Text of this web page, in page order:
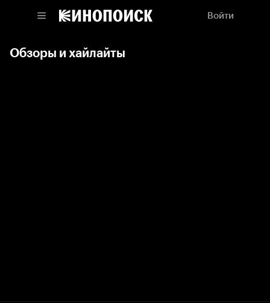
Войти
Обзоры и хайлайты